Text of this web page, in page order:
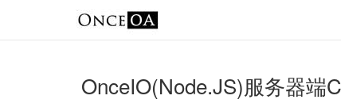
OnceIO(Node.JS)服务器端